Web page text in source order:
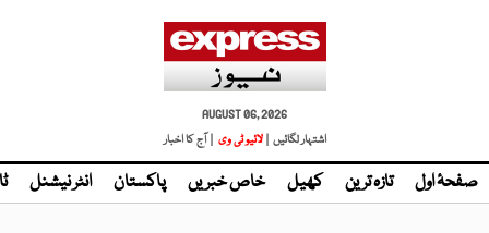
AUGUST 06, 2026
اشتہار لگائیں | لائیو ٹی وی | آج کا اخبار
صفحۂ اول تازہ ترین کھیل خاص خبریں پاکستان انٹر نیشنل